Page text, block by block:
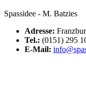
Spassidee - M. Batzies
Adresse:
Tel.: (0151) 295
E-Mail: